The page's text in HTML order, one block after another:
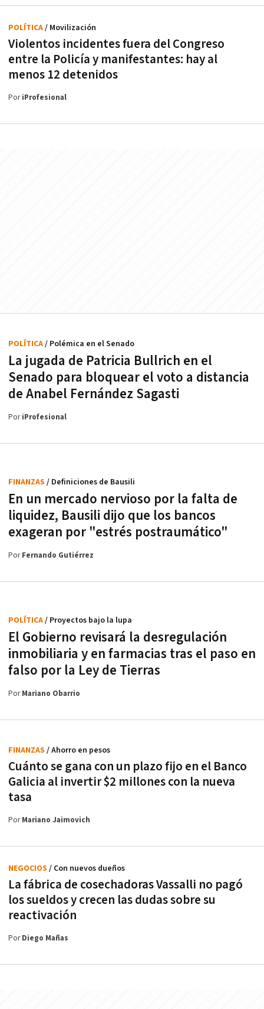
Violentos incidentes fuera del Congreso
entre la Policía y manifestantes: hay al
menos 12 detenidos
POLÍTICA/ Movilización
PoriProfesional
La jugada de Patricia Bullrich en el
Senado para bloquear el voto a distancia
de Anabel Fernández Sagasti
POLÍTICA/ Polémica en el Senado
PoriProfesional
En un mercado nervioso por la falta de
liquidez, Bausili dijo que los bancos
exageran por "estrés postraumático"
FINANZAS / Definiciones de Bausili
PorFernando Gutiérrez
El Gobierno revisará la desregulación
inmobiliaria y en farmacias tras el paso en
falso por la Ley de Tierras
POLÍTICA/ Proyectos bajo la lupa
PorMariano Obarrio
Cuánto se gana con un plazo fijo en el Banco
Galicia al invertir $2 millones con la nueva
tasa
FINANZAS / Ahorro en pesos
PorMariano Jaimovich
La fábrica de cosechadoras Vassalli no pagó
los sueldos y crecen las dudas sobre su
reactivación
NEGOCIOS / Con nuevos dueños
PorDiego Mañas